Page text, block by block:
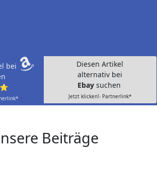
bei
Diesen Artikel
alternativ bei
Ebay suchen
Jetzt klicken!- Partnerlink*
Beiträge